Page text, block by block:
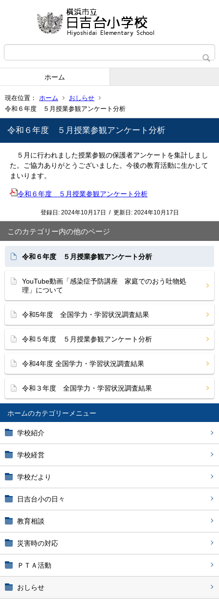
ホーム
現在位置： ホーム
おしらせ
令和６年度 ５月授業参観アンケート分析
ホーム
学校紹介
学校経営
学校だより
日吉台小の日々
教育相談
災害時の対応
ＰＴＡ活動
おしらせ
令和６年度 ５月授業参観アンケート分析
５月に行われました授業参観の保護者アンケートを集計しまし
た。ご協力ありがとうございました。今後の教育活動に生かして
まいります。
令和６年度 ５月授業参観アンケート分析
登録日: 2024年10月17日 / 更新日: 2024年10月17日
このカテゴリー内の他のページ
令和６年度 ５月授業参観アンケート分析
YouTube動画「感染症予防講座 家庭でのおう吐物処
理」について
令和5年度 全国学力・学習状況調査結果
令和５年度 ５月授業参観アンケート分析
令和4年度 全国学力・学習状況調査結果
令和３年度 全国学力・学習状況調査結果